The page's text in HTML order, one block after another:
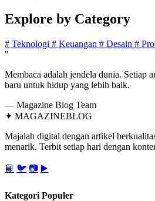
Explore by Category
# Teknologi # Keuangan # Desain #
"
Membaca adalah jendela dunia. Setiap
baru untuk hidup yang lebih baik.
— Magazine Blog Team
✦ MAGAZINEBLOG
Majalah digital dengan artikel
menarik. Terbit setiap hari dengan
📘 🐦 📷 ▶️
Kategori Populer